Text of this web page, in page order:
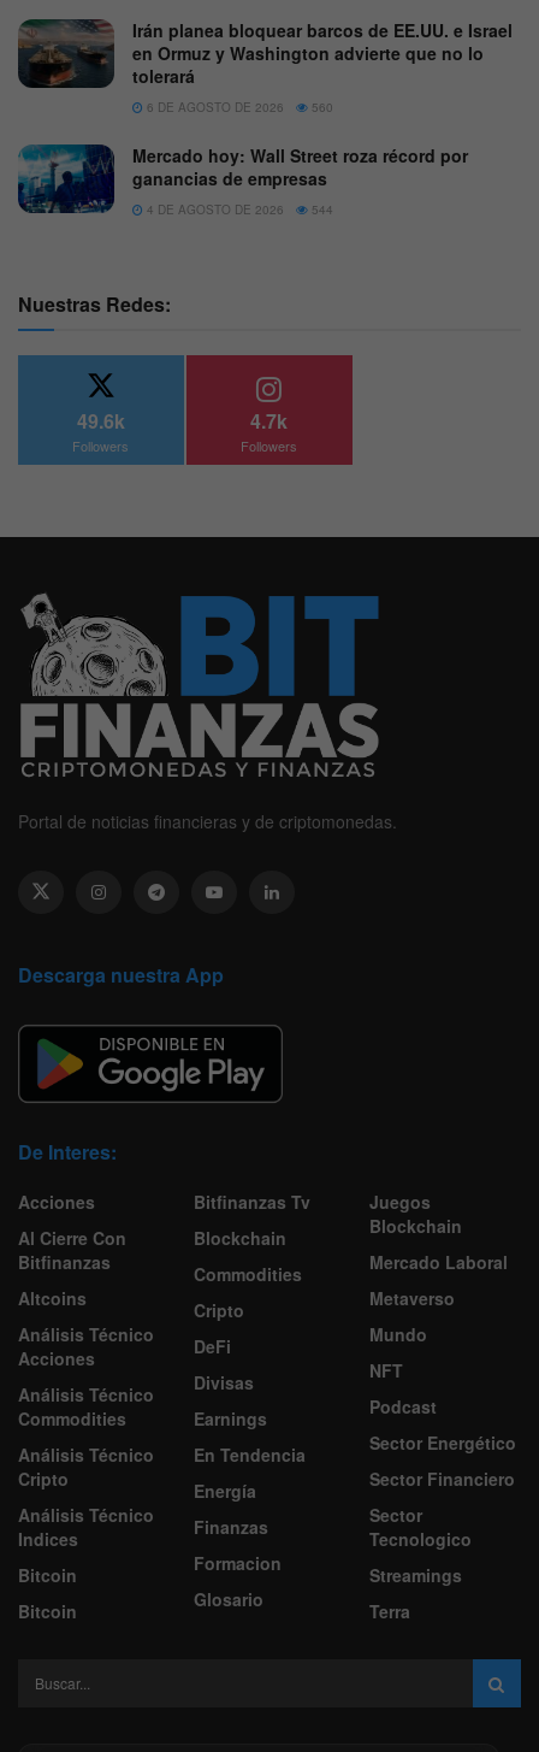
Irán planea bloquear barcos de EE.UU. e Israel
en Ormuz y Washington advierte que no lo
tolerará
6 DE AGOSTO DE 2026 560
Mercado hoy: Wall Street roza récord por
ganancias de empresas
4 DE AGOSTO DE 2026 544
Nuestras Redes:
49.6k
Followers
4.7k
Followers
Portal de noticias financieras y de criptomonedas.
Descarga nuestra App
De Interes:
Acciones
Al Cierre Con
Bitfinanzas
Altcoins
Análisis Técnico
Acciones
Análisis Técnico
Commodities
Análisis Técnico
Cripto
Análisis Técnico
Indices
Bitcoin
Bitcoin
Bitfinanzas Tv
Blockchain
Commodities
Cripto
DeFi
Divisas
Earnings
En Tendencia
Energía
Finanzas
Formacion
Glosario
Juegos
Blockchain
Mercado Laboral
Metaverso
Mundo
NFT
Podcast
Sector Energético
Sector Financiero
Sector
Tecnologico
Streamings
Terra